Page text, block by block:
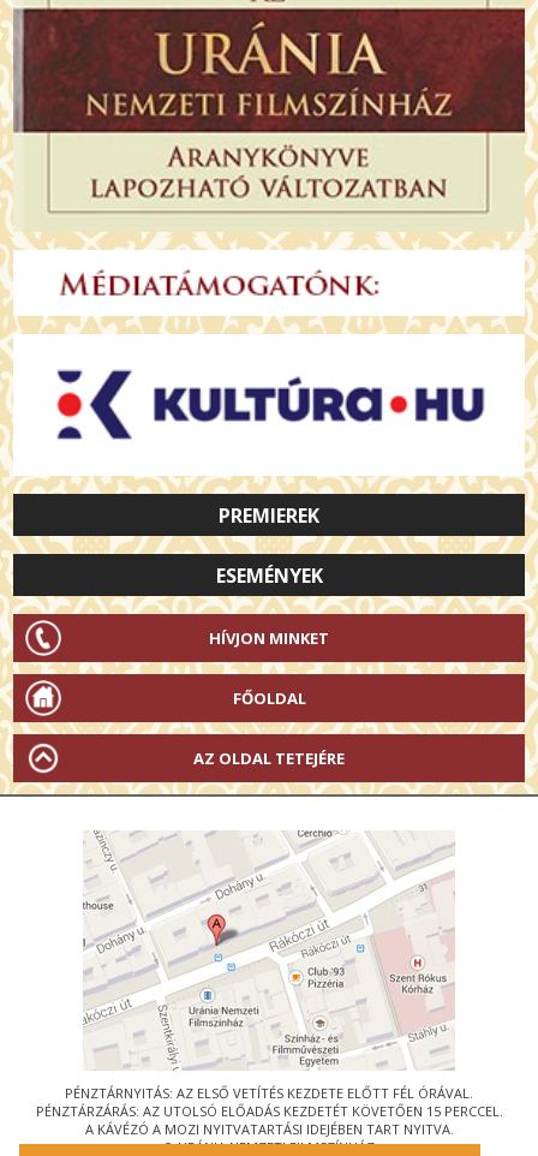
PREMIEREK
ESEMÉNYEK
HÍVJON MINKET
FŐOLDAL
AZ OLDAL TETEJÉRE
PÉNZTÁRNYITÁS: AZ ELSŐ VETÍTÉS KEZDETE ELŐTT FÉL ÓRÁVAL.
PÉNZTÁRZÁRÁS: AZ UTOLSÓ ELŐADÁS KEZDETÉT KÖVETŐEN 15 PERCCEL.
A KÁVÉZÓ A MOZI NYITVATARTÁSI IDEJÉBEN TART NYITVA.
© URÁNIA NEMZETI FILMSZÍNHÁZ